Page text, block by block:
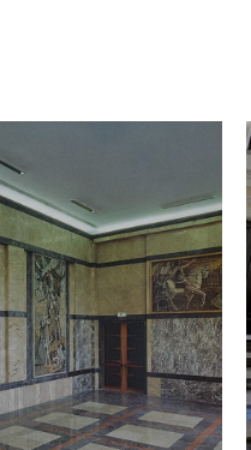
scorso la città di
del governo
del centro